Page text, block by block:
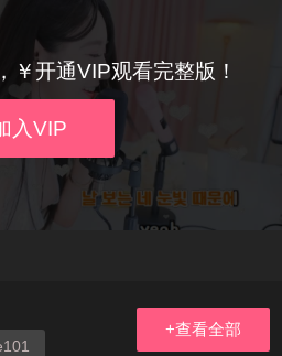
￥开通VIP观看完整版！
入VIP
+查看全部